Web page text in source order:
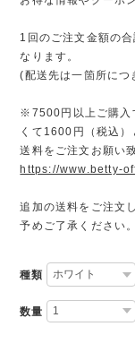
1回のご注文金額の
なります。
(配送先は一箇所につ
※7500円以上ご購入
くて1600円（税込
送料をご注文お願い
https://www.betty-
追加の送料をご注文
予めご了承ください。
種類
数量